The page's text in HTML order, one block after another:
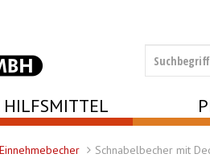
HILFSMITTEL
Schnabelbecher mit